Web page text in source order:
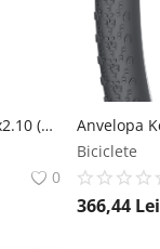
Anvelopa Kenda 27.5x2.10 (54-584) Cross Country Small Block 8 DTC 60TPI Kenda
0
Biciclete
366,44 Lei